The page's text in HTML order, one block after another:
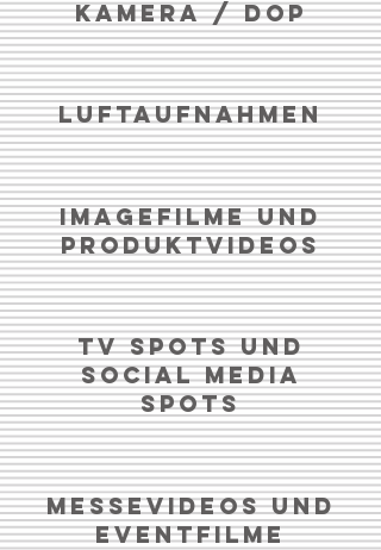
Kamera / DOP
Luftaufnahmen
Imagefilme und
Produktvideos
TV Spots und
Social Media
Spots
Messevideos und
Eventfilme